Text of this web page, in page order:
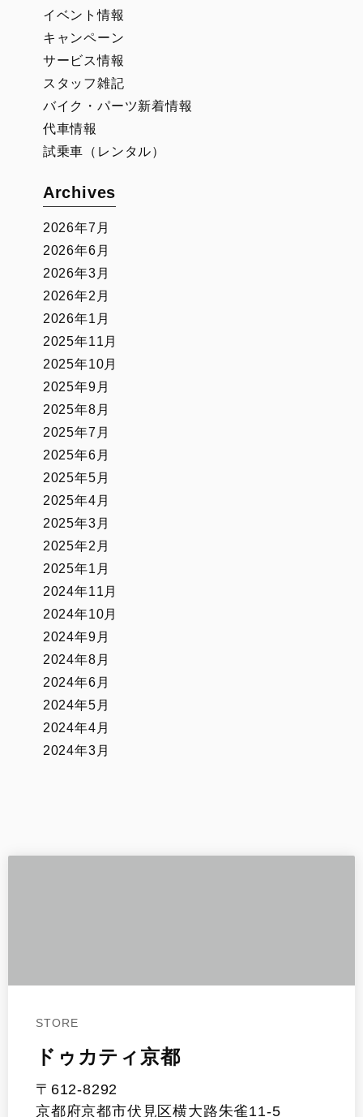
イベント情報
キャンペーン
サービス情報
スタッフ雑記
バイク・パーツ新着情報
代車情報
試乗車（レンタル）
Archives
2026年7月
2026年6月
2026年3月
2026年2月
2026年1月
2025年11月
2025年10月
2025年9月
2025年8月
2025年7月
2025年6月
2025年5月
2025年4月
2025年3月
2025年2月
2025年1月
2024年11月
2024年10月
2024年9月
2024年8月
2024年6月
2024年5月
2024年4月
2024年3月
STORE
ドゥカティ京都
〒612-8292
京都府京都市伏見区横大路朱雀11-5